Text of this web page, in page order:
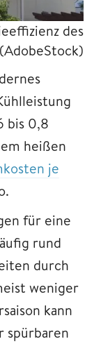
des
(AdobeStock)
bis 0,8
heißen
je
für eine
rund
durch
weniger
kann
spürbaren